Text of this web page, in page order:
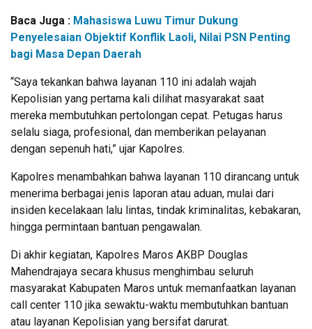
Baca Juga : Mahasiswa Luwu Timur Dukung
Penyelesaian Objektif Konflik Laoli, Nilai PSN Penting
bagi Masa Depan Daerah
​“Saya tekankan bahwa layanan 110 ini adalah wajah
Kepolisian yang pertama kali dilihat masyarakat saat
mereka membutuhkan pertolongan cepat. Petugas harus
selalu siaga, profesional, dan memberikan pelayanan
dengan sepenuh hati,” ujar Kapolres.
​Kapolres menambahkan bahwa layanan 110 dirancang untuk
menerima berbagai jenis laporan atau aduan, mulai dari
insiden kecelakaan lalu lintas, tindak kriminalitas, kebakaran,
hingga permintaan bantuan pengawalan.
​Di akhir kegiatan, Kapolres Maros AKBP Douglas
Mahendrajaya secara khusus menghimbau seluruh
masyarakat Kabupaten Maros untuk memanfaatkan layanan
call center 110 jika sewaktu-waktu membutuhkan bantuan
atau layanan Kepolisian yang bersifat darurat.